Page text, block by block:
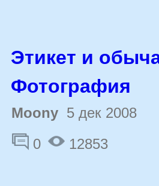
Этикет и
Фотография
Moony 5 дек 2008
0
12853